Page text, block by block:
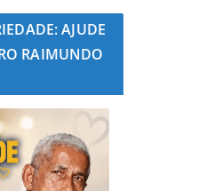
AJUDE
RAIMUNDO